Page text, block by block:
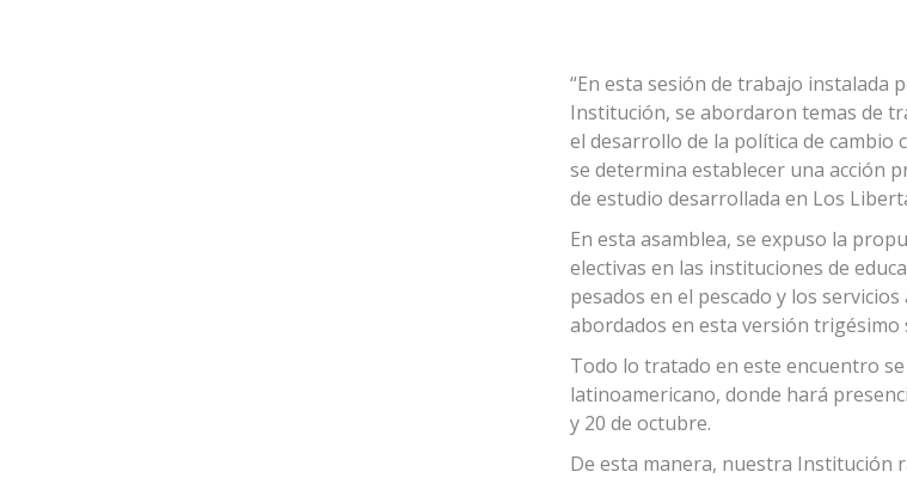
“En esta sesión de trabajo instalada
Institución, se abordaron temas de
el desarrollo de la política de cambio
se determina establecer una acción
de estudio desarrollada en Los
En esta asamblea, se expuso la
electivas en las instituciones de
pesados en el pescado y los
abordados en esta versión trigésimo
Todo lo tratado en este encuentro
latinoamericano, donde hará
y 20 de octubre.
De esta manera, nuestra Institución